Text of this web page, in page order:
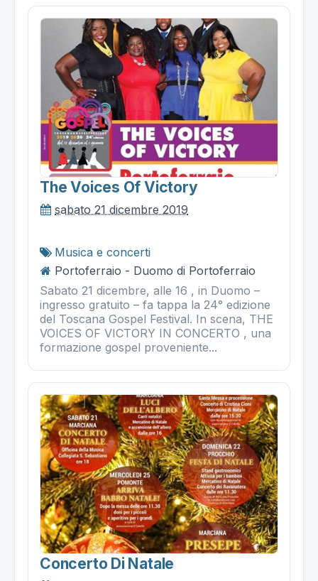
The Voices Of Victory
sabato 21 dicembre 2019
Musica e concerti
Portoferraio - Duomo di Portoferraio
Sabato 21 dicembre, alle 16 , in Duomo –
ingresso gratuito – fa tappa la 24° edizione
del Toscana Gospel Festival. In scena, THE
VOICES OF VICTORY IN CONCERTO , una
formazione gospel proveniente...
Concerto Di Natale